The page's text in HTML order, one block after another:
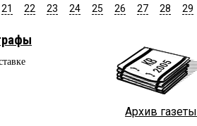
21 22 23 24 25 26 27 28 29
Архив газеты